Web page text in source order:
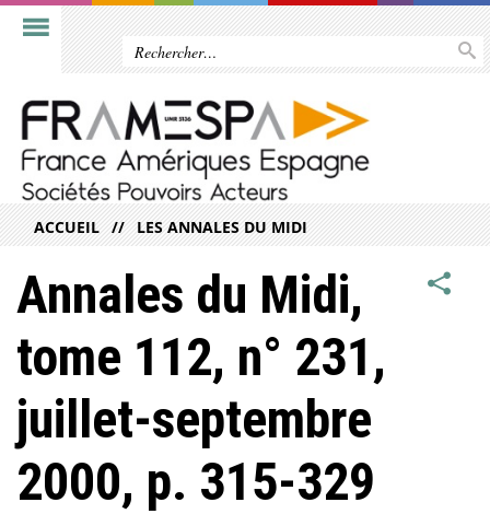
ACCUEIL LES ANNALES DU MIDI
Annales du Midi,
tome 112, n° 231,
juillet-septembre
2000, p. 315-329